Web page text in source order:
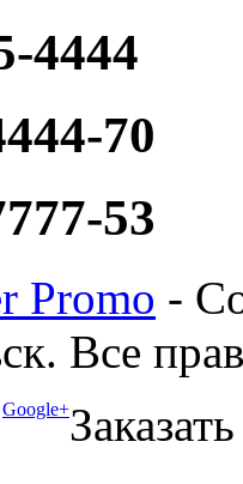
4444
70
53
Promo -
Все
Google+